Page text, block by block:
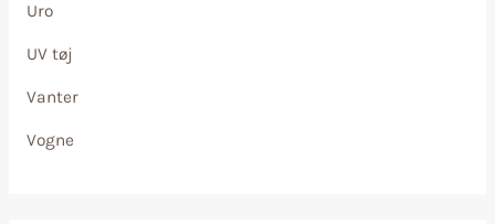
Uro
UV tøj
Vanter
Vogne